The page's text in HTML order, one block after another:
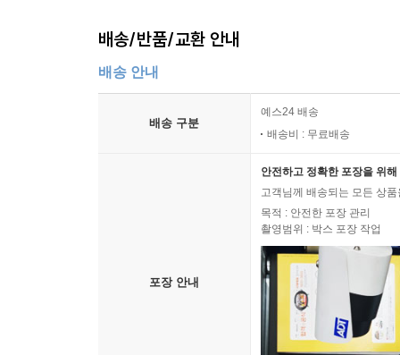
배송/반품/교환 안내
배송 안내
배송 구분
예스24 배송
배송비 : 무료배송
포장 안내
안전하고 정확한 포장을 위
고객님께 배송되는 모든 상
목적 : 안전한 포장 관리
촬영범위 : 박스 포장 작업